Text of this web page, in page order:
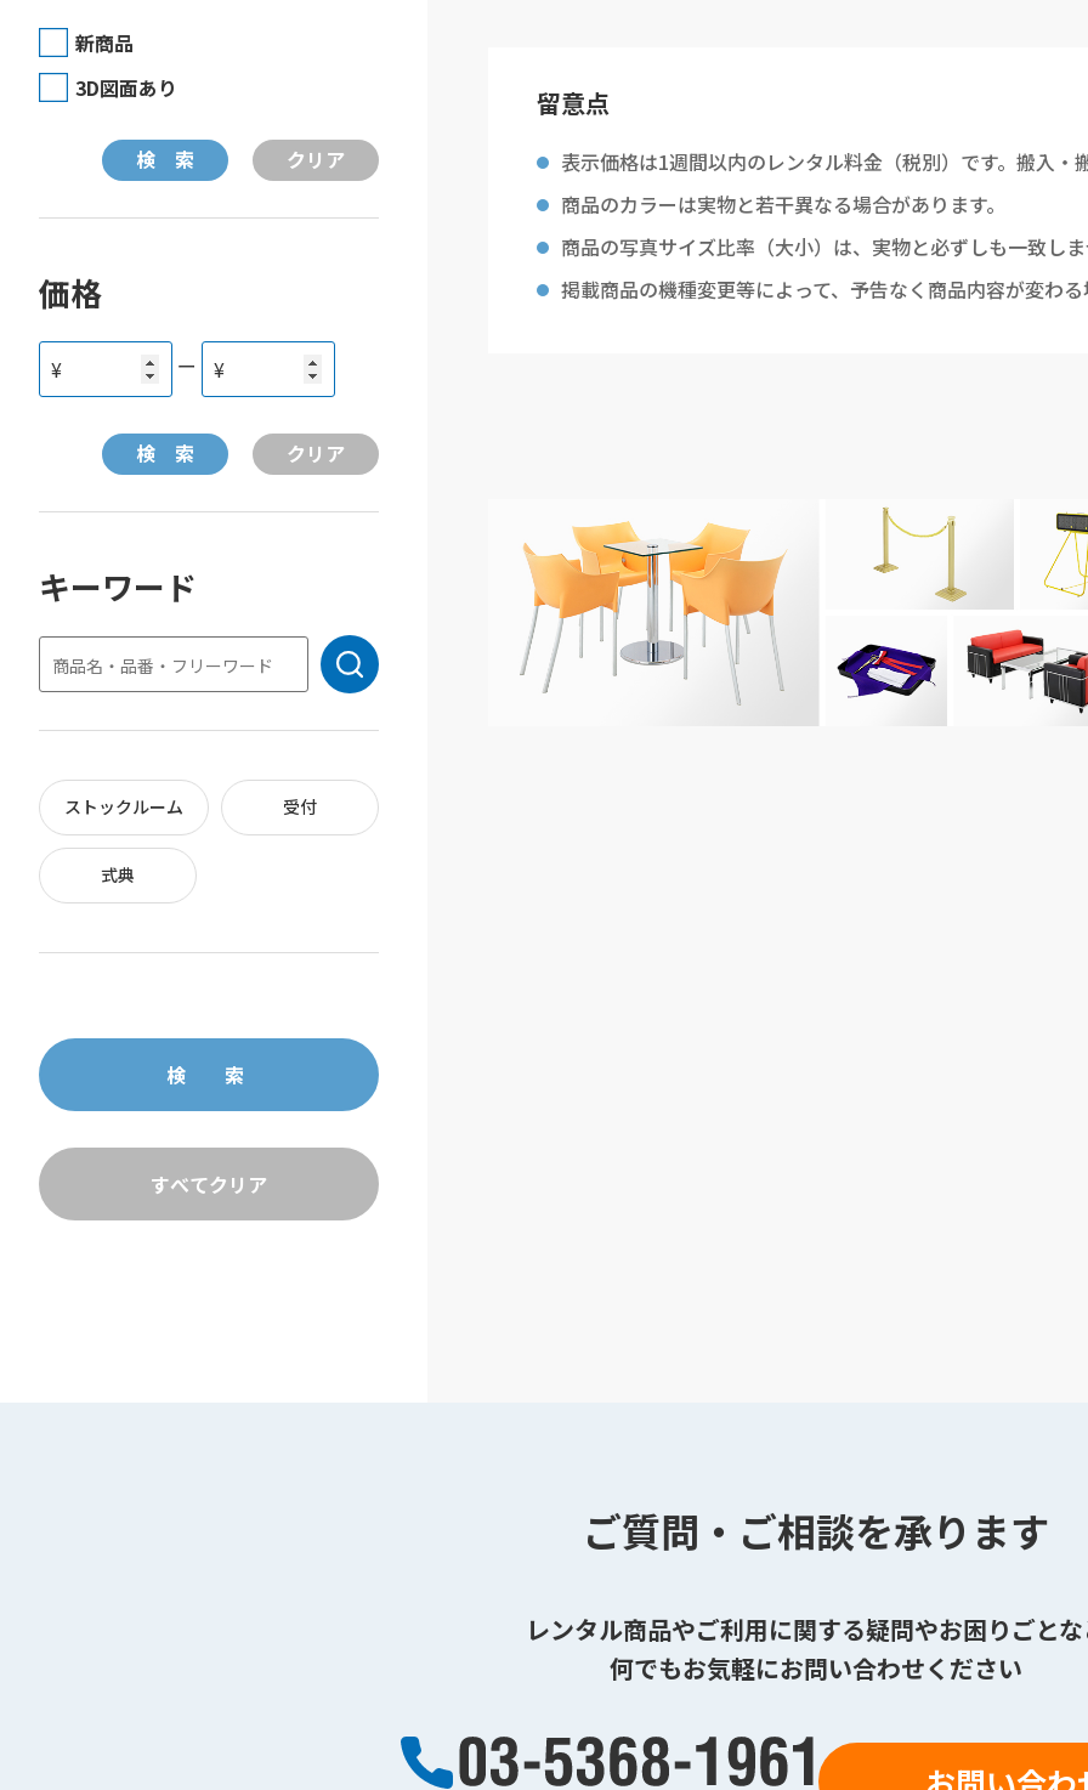
新商品
3D図面あり
価格
¥ ー ¥
キーワード
ストックルーム 受付
式典
留意点
表示価格は1週間以内のレンタル料金（税別）です。搬入・
商品のカラーは実物と若干異なる場合があります。
商品の写真サイズ比率（大小）は、実物と必ずしも一致し
掲載商品の機種変更等によって、予告なく商品内容が変わ
ご質問・ご相談を承ります
レンタル商品やご利用に関する疑問やお困りごと
何でもお気軽にお問い合わせください